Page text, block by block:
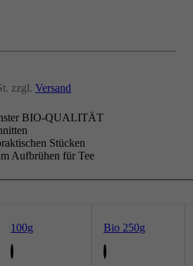
zzgl. Versand
BIO-QUALITÄT
Stücken
Aufbrühen für Tee
100g Bio 250g